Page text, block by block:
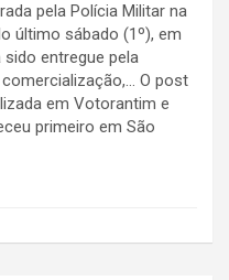
pela Polícia Militar na
último sábado (1º), em
entregue pela
O post
em Votorantim e
primeiro em São